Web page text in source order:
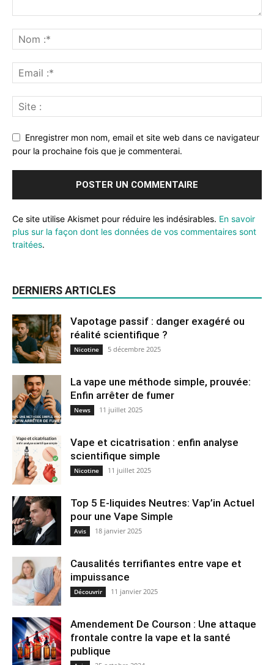
Enregistrer mon nom, email et site web dans ce navigateur
pour la prochaine fois que je commenterai.
Ce site utilise Akismet pour réduire les indésirables. En savoir
plus sur la façon dont les données de vos commentaires sont
traitées.
DERNIERS ARTICLES
Vapotage passif : danger exagéré ou
réalité scientifique ?
Nicotine 5 décembre 2025
La vape une méthode simple, prouvée:
Enfin arrêter de fumer
News 11 juillet 2025
Vape et cicatrisation : enfin analyse
scientifique simple
Nicotine 11 juillet 2025
Top 5 E-liquides Neutres: Vap’in Actuel
pour une Vape Simple
Avis 18 janvier 2025
Causalités terrifiantes entre vape et
impuissance
Découvrir 11 janvier 2025
Amendement De Courson : Une attaque
frontale contre la vape et la santé
publique